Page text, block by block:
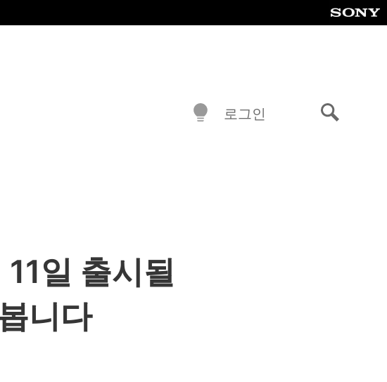
로그인
일 출시될
니다